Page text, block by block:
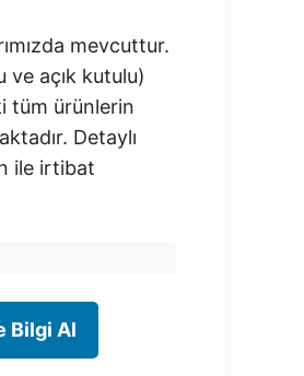
mevcuttur.
ve açık kutulu)
tüm ürünlerin
Detaylı
ile irtibat
Bilgi Al